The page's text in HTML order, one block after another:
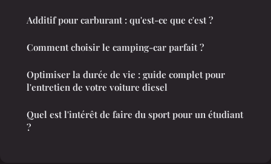
Additif pour carburant : qu'est-ce que c'est ?
Comment choisir le camping-car parfait ?
Optimiser la durée de vie : guide complet pour
l'entretien de votre voiture diesel
Quel est l'intérêt de faire du sport pour un étudiant
?